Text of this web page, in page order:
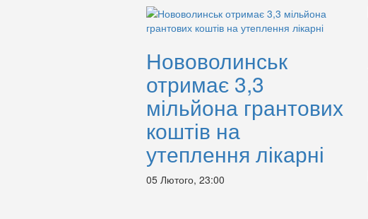
Нововолинськ
отримає 3,3
мільйона грантових
коштів на
утеплення лікарні
05 Лютого, 23:00